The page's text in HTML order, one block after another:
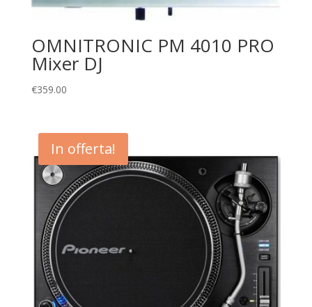
OMNITRONIC PM 4010 PRO
Mixer DJ
€359.00
In offerta!